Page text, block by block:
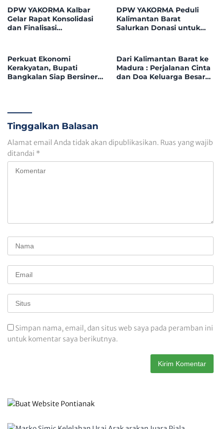
Kebijakan BPHTB 5 Persen
DPW YAKORMA Kalbar
Gelar Rapat Konsolidasi
dan Finalisasi
Soliditas Organisasi
DPW YAKORMA Peduli
Kalimantan Barat
Salurkan Donasi untuk
Perkuat Ekonomi
Kerakyatan, Bupati
Bangkalan Siap Bersinergi
Dari Kalimantan Barat ke
Madura : Perjalanan Cinta
dan Doa Keluarga Besar
Tinggalkan Balasan
Alamat email Anda tidak akan dipublikasikan. Ruas yang wajib
ditandai *
Simpan nama, email, dan situs web saya pada peramban ini
untuk komentar saya berikutnya.